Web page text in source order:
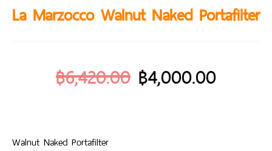
La Marzocco Walnut Naked Portafilter
฿6,420.00 ฿4,000.00
Walnut Naked Portafilter